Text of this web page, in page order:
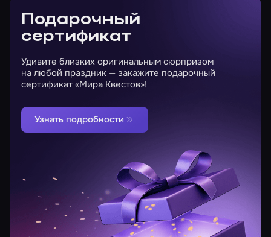
Подарочный
сертификат
Удивите близких оригинальным сюрпризом
на любой праздник — закажите подарочный
сертификат «Мира Квестов»!
Узнать подробности